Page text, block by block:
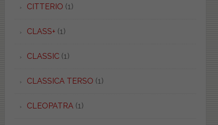
CITTERIO (1)
CLASS+ (1)
CLASSIC(1)
CLASSICA TERSO (1)
CLEOPATRA (1)